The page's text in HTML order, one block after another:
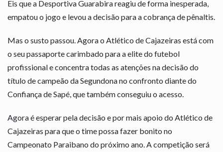
Eis que a Desportiva Guarabira reagiu de forma inesperada,
empatou o jogo e levou a decisão para a cobrança de pênaltis.
Mas o susto passou. Agora o Atlético de Cajazeiras está com
o seu passaporte carimbado para a elite do futebol
profissional e concentra todas as atenções na decisão do
título de campeão da Segundona no confronto diante do
Confiança de Sapé, que também conseguiu o acesso.
Agora é esperar pela decisão e por mais apoio do Atlético de
Cajazeiras para que o time possa fazer bonito no
Campeonato Paraibano do próximo ano. A competição será